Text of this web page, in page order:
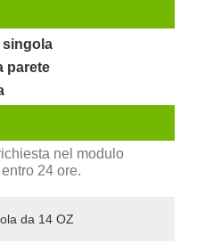
singola
parete
nel modulo
24 ore.